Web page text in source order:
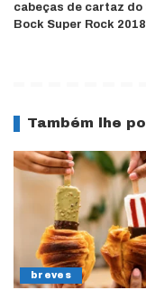
cabeças de cartaz do
Bock Super Rock 2018
Também lhe
breves